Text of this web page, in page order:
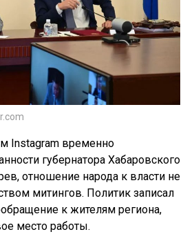
Instagram временно
губернатора Хабаровского
отношение народа к власти не
митингов. Политик записал
к жителям региона,
место работы.